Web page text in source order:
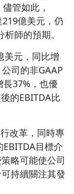
管如此，
億美元，仍
師的預期。
美元，同比增
司的非GAAP
37%，也優
的EBITDA比
改革，同時專
目標介
略可能使公司
持續關注其發